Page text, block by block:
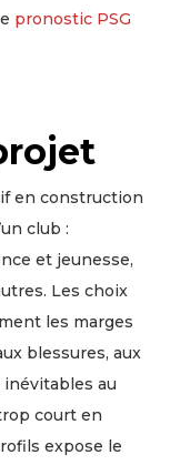
pronostic PSG
en construction
club :
et jeunesse,
Les choix
les marges
blessures, aux
au
court en
expose le